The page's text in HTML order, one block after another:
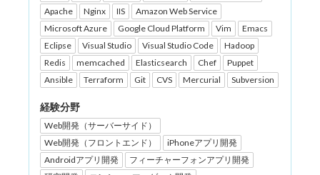
Apache
Nginx IIS
Amazon Web Service
Microsoft Azure
Google Cloud Platform Vim
Emacs
Eclipse
Visual Studio Visual Studio Code
Hadoop
Redis
memcached Elasticsearch Chef
Puppet
Ansible
Terraform Git CVS Mercurial Subversion
経験分野
Web開発（サーバーサイド）
Web開発（フロントエンド）
iPhoneアプリ開発
Androidアプリ開発
フィーチャーフォンアプリ開発